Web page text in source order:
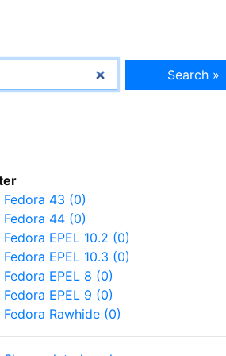
Search »
Fedora 43 (0)
Fedora 44 (0)
Fedora EPEL 10.2 (0)
Fedora EPEL 10.3 (0)
Fedora EPEL 8 (0)
Fedora EPEL 9 (0)
Fedora Rawhide (0)